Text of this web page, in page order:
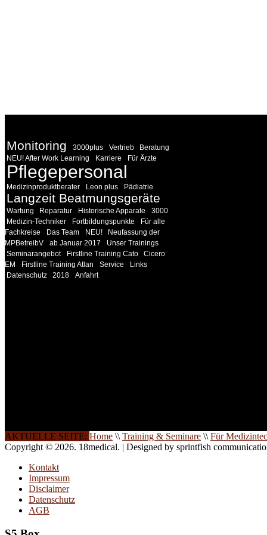
Monitoring 3000plus Vertrieb
Beratung
NEU! After Work Learning
Karriere Für Ärzte
Pflegepersonal
Medizinproduktberater Leon plus Pädiatrie
Langzeit Beatmungsgeräte
Wartung Reparatur Historische Apparate
3000
Medizin-Techniker
Fortbildungspunkte
Für alle
Fachkreise
Das Team NEU!
Neufassung der
MPBetreibV
ab Januar 2017
Unser Trainings
Seminarangebot
Firstline Training Cato
Cicero
EM
Firstline Training Atlan Service
Links
Datenschutz
2018 Anfahrt
AKTUELLE SEITE: Home \\ Training & Seminare \\ Für
Copyright © 2026. 18medical. | Designed by sprintfish
Kontakt
Impressum
Disclaimer
Datenschutz
AGB